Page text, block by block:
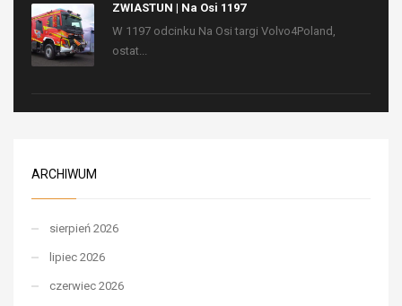
ZWIASTUN | Na Osi 1197
W 1197 odcinku Na Osi targi Volvo4Poland,
ostat...
ARCHIWUM
sierpień 2026
lipiec 2026
czerwiec 2026